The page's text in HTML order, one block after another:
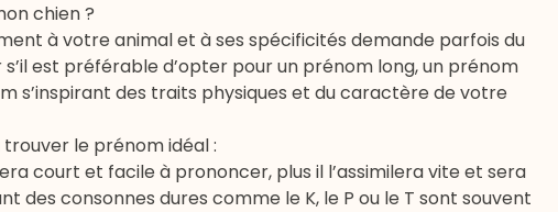
chien ?
à votre animal et à ses spécificités demande parfois du
est préférable d’opter pour un prénom long, un prénom
s’inspirant des traits physiques et du caractère de votre
le prénom idéal :
court et facile à prononcer, plus il l’assimilera vite et sera
des consonnes dures comme le K, le P ou le T sont souvent